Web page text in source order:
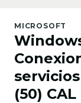
MICROSOFT
(50) CAL